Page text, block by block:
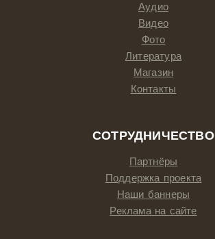
Аудио
Видео
Фото
Литература
Магазин
Контакты
СОТРУДНИЧЕСТВО
Партнёры
Поддержка проекта
Наши баннеры
Реклама на сайте